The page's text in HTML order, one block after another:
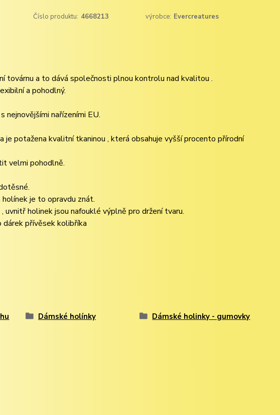
Číslo produktu: 4668213 výrobce: Evercreatures
továrnu a to dává společnosti plnou kontrolu nad kvalitou .
a pohodlný.
nejnovějšími nařízeními EU.
potažena kvalitní tkaninou , která obsahuje vyšší procento přírodní
velmi pohodlně.
je to opravdu znát.
uvnitř holinek jsou nafouklé výplně pro držení tvaru.
dárek přívěsek kolibříka
Dámské holínky Dámské holinky - gumovky